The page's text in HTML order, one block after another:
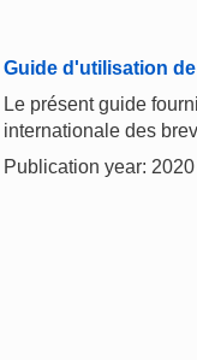
Guide d'utilisation
Le présent guide
internationale des
Publication year: 2020